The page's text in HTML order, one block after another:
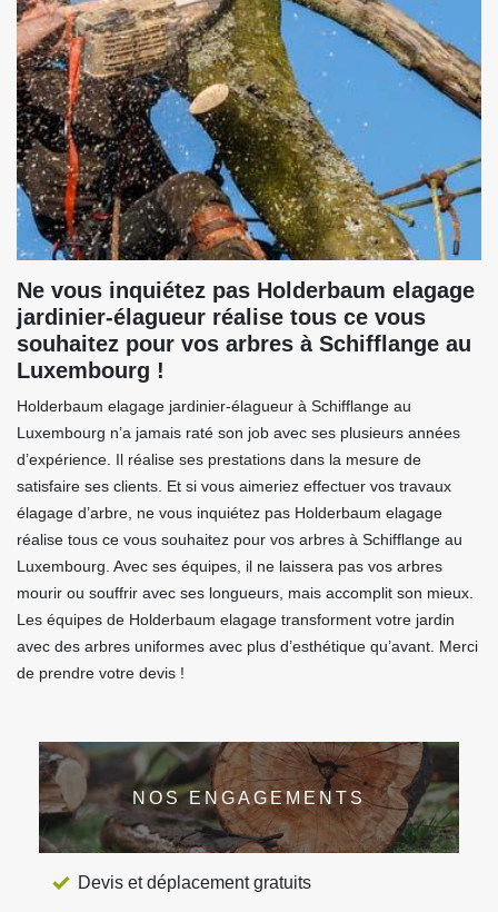
Ne vous inquiétez pas Holderbaum elagage
jardinier-élagueur réalise tous ce vous
souhaitez pour vos arbres à Schifflange au
Luxembourg !
Holderbaum elagage jardinier-élagueur à Schifflange au
Luxembourg n’a jamais raté son job avec ses plusieurs années
d’expérience. Il réalise ses prestations dans la mesure de
satisfaire ses clients. Et si vous aimeriez effectuer vos travaux
élagage d’arbre, ne vous inquiétez pas Holderbaum elagage
réalise tous ce vous souhaitez pour vos arbres à Schifflange au
Luxembourg. Avec ses équipes, il ne laissera pas vos arbres
mourir ou souffrir avec ses longueurs, mais accomplit son mieux.
Les équipes de Holderbaum elagage transforment votre jardin
avec des arbres uniformes avec plus d’esthétique qu’avant. Merci
de prendre votre devis !
NOS ENGAGEMENTS
Devis et déplacement gratuits